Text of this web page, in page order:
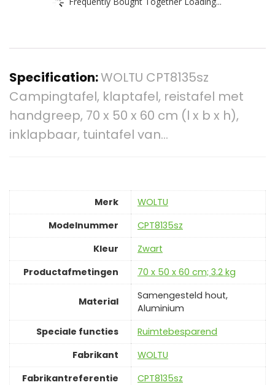
Specification:WOLTU CPT8135sz
Campingtafel, klaptafel, reistafel met
handgreep, 70 x 50 x 60 cm (l x b x h),
inklapbaar, tuintafel van…
Merk
‎WOLTU
Modelnummer
‎CPT8135sz
Kleur
‎Zwart
Productafmetingen
‎70 x 50 x 60 cm; 3.2 kg
Material
‎Samengesteld hout,
Aluminium
Speciale functies
‎Ruimtebesparend
Fabrikant
‎WOLTU
Fabrikantreferentie
‎CPT8135sz